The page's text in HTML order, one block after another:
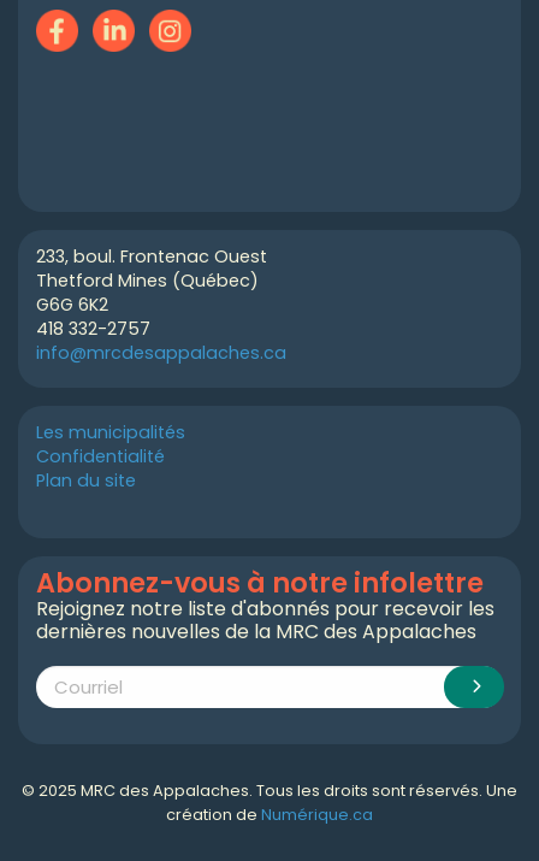
233, boul. Frontenac Ouest
Thetford Mines (Québec)
G6G 6K2
418 332-2757
info@mrcdesappalaches.ca
Les municipalités
Confidentialité
Plan du site
Abonnez-vous à notre infolettre
Rejoignez notre liste d'abonnés pour recevoir les
dernières nouvelles de la MRC des Appalaches
© 2025 MRC des Appalaches. Tous les droits sont réservés. Une
création de Numérique.ca